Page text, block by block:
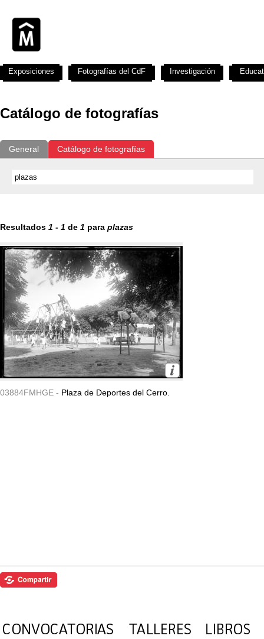
Catálogo de fotografías
General Catálogo de fotografías
Resultados 1 - 1 de 1 para plazas
03884FMHGE - Plaza de Deportes del Cerro.
Exposiciones Fotografías del CdF Investigación